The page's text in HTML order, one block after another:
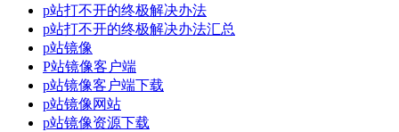
p站打不开的终极解决办法
p站打不开的终极解决办法汇总
p站镜像
P站镜像客户端
p站镜像客户端下载
p站镜像网站
p站镜像资源下载